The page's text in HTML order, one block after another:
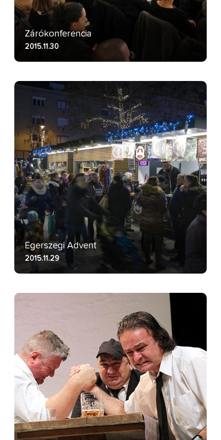
Zárókonferencia
2015.11.30
Egerszegi Advent
2015.11.29